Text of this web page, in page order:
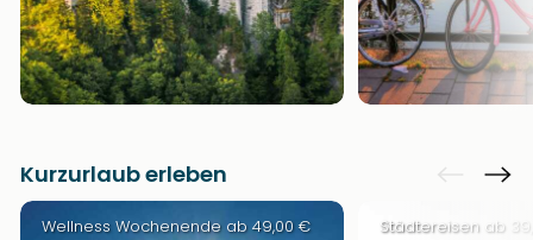
Kurzurlaub erleben
Wellness Wochenende ab 49,00 € Städtereisen ab